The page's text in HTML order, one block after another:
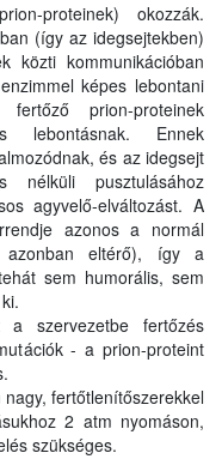
proteinek) okozzák.
(így az idegsejtekben)
közti kommunikációban
képes lebontani
prion-proteinek
lebontásnak. Ennek
és az idegsejt
nélküli pusztulásához
agyvelő-elváltozást. A
azonos a normál
azonban eltérő), így a
sem humorális, sem
a szervezetbe fertőzés
- a prion-proteint
fertőtlenítőszerekkel
2 atm nyomáson,
szükséges.